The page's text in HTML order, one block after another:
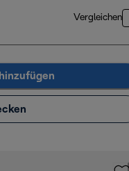
Vergleichen